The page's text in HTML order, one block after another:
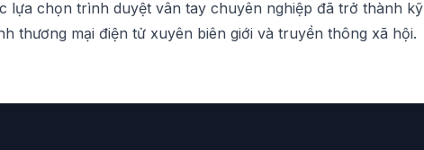
lựa chọn trình duyệt vân tay chuyên nghiệp đã trở thành kỹ
thương mại điện tử xuyên biên giới và truyền thông xã hội.